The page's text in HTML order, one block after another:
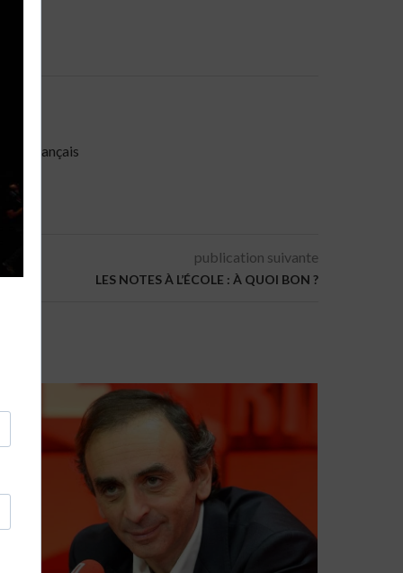
français
publication suivante
LES NOTES À L’ÉCOLE : À QUOI BON ?